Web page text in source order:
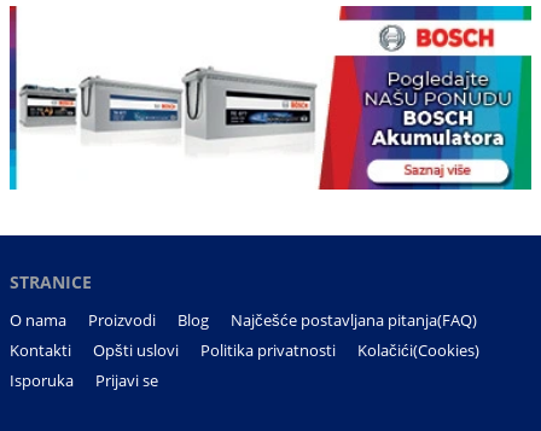
STRANICE
O nama Proizvodi Blog
Najčešće postavljana pitanja(FAQ)
Kontakti
Opšti uslovi Politika privatnosti
Kolačići(Cookies)
Isporuka
Prijavi se